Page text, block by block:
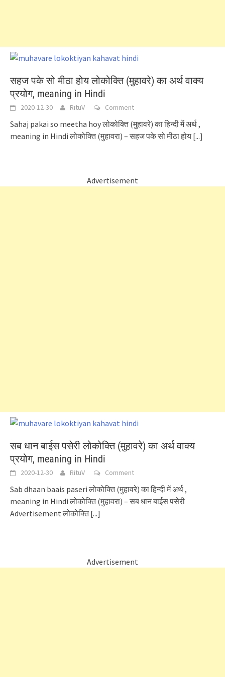
सहज पके सो मीठा होय लोकोक्ति (मुहावरे) का अर्थ वाक्य
प्रयोग, meaning in Hindi
2020-12-30 RituV Comment
Sahaj pakai so meetha hoy लोकोक्ति (मुहावरे) का हिन्दी में अर्थ ,
meaning in Hindi लोकोक्ति (मुहावरा) – सहज पके सो मीठा होय [...]
Advertisement
सब धान बाईस पसेरी लोकोक्ति (मुहावरे) का अर्थ वाक्य
प्रयोग, meaning in Hindi
2020-12-30 RituV Comment
Sab dhaan baais paseri लोकोक्ति (मुहावरे) का हिन्दी में अर्थ ,
meaning in Hindi लोकोक्ति (मुहावरा) – सब धान बाईस पसेरी
Advertisement लोकोक्ति[...]
Advertisement